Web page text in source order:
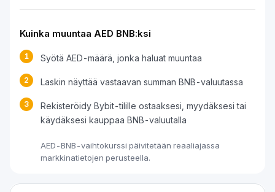
Kuinka muuntaa AED BNB:ksi
1 Syötä AED-määrä, jonka haluat muuntaa
2 Laskin näyttää vastaavan summan BNB-valuutassa
3
Rekisteröidy Bybit-tilille ostaaksesi, myydäksesi tai
käydäksesi kauppaa BNB-valuutalla
AED-BNB-vaihtokurssi päivitetään reaaliajassa
markkinatietojen perusteella.